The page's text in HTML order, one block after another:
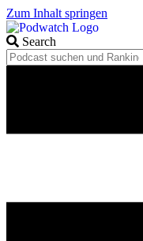
Zum Inhalt springen
Search